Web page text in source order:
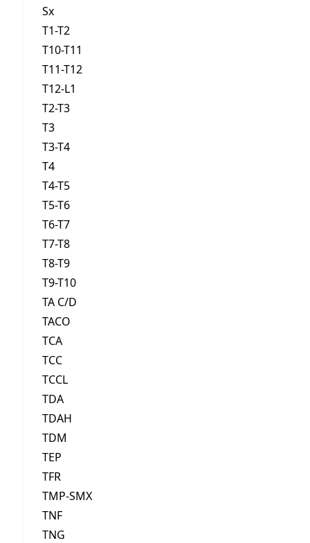
Sx
T1-T2
T10-T11
T11-T12
T12-L1
T2-T3
T3
T3-T4
T4
T4-T5
T5-T6
T6-T7
T7-T8
T8-T9
T9-T10
TA C/D
TACO
TCA
TCC
TCCL
TDA
TDAH
TDM
TEP
TFR
TMP-SMX
TNF
TNG